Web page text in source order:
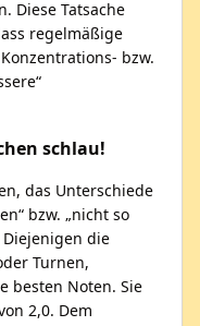
Diese Tatsache
regelmäßige
bzw.
schlau!
das Unterschiede
bzw. „nicht so
die
Turnen,
besten Noten. Sie
2,0. Dem